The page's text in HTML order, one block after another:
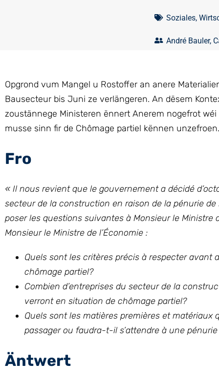
Soziales,
André Bauler,
Opgrond vum Mangel u Rostoffer an anere
Bausecteur bis Juni ze verlängeren. An dësem
zoustännege Ministeren ënnert Anerem nogefrot
musse sinn fir de Chômage partiel kënnen unzefroen.
Fro
« Il nous revient que le gouvernement a décidé
secteur de la construction en raison de la pénurie
poser les questions suivantes à Monsieur le Ministre
Monsieur le Ministre de l’Économie :
Quels sont les critères précis à respecter avant
chômage partiel?
Combien d’entreprises du secteur de la
verront en situation de chômage partiel?
Quels sont les matières premières et matériaux
passager ou faudra-t-il s’attendre à une
Äntwert